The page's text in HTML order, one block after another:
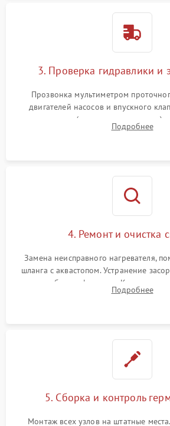
3. Проверка гидравлики и
Прозвонка мультиметром
двигателей насосов и впускного
прессостата (датчика уровня воды),
концевика дверцы и электронного
Подробнее
4. Ремонт и очистка
Замена неисправного нагревателя,
шланга с аквастопом. Устранение
патрубках и фильтрах.
управления, восстановление
Подробнее
5. Сборка и контроль
Монтаж всех узлов на штатные